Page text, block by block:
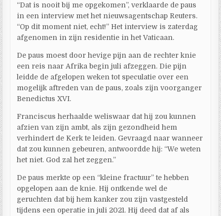
“Dat is nooit bij me opgekomen”, verklaarde de paus
in een interview met het nieuwsagentschap Reuters.
“Op dit moment niet, echt!” Het interview is zaterdag
afgenomen in zijn residentie in het Vaticaan.
De paus moest door hevige pijn aan de rechter knie
een reis naar Afrika begin juli afzeggen. Die pijn
leidde de afgelopen weken tot speculatie over een
mogelijk aftreden van de paus, zoals zijn voorganger
Benedictus XVI.
Franciscus herhaalde weliswaar dat hij zou kunnen
afzien van zijn ambt, als zijn gezondheid hem
verhindert de Kerk te leiden. Gevraagd naar wanneer
dat zou kunnen gebeuren, antwoordde hij: “We weten
het niet. God zal het zeggen.”
De paus merkte op een “kleine fractuur” te hebben
opgelopen aan de knie. Hij ontkende wel de
geruchten dat bij hem kanker zou zijn vastgesteld
tijdens een operatie in juli 2021. Hij deed dat af als